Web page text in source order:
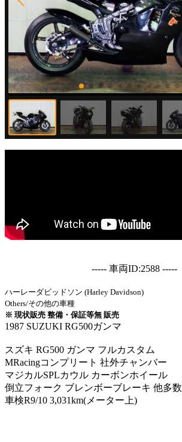
----- 車両ID:2588 -----
ハーレーダビッドソン (Harley Davidson)
Others/その他の車種
※ 現状販売 整備・保証等無 販売
1987 SUZUKI RG500ガンマ
スズキ RG500 ガンマ フルカスタム
MRacingコンプリート 社外チャンバー
マジカルSPLカウル カーボンホイール
倒立フォーク ブレンボーブレーキ 他多数
車検R9/10 3,031km(メーター上)